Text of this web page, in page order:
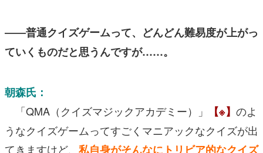
――普通クイズゲームって、どんどん難易度が上がっ
ていくものだと思うんですが……。
朝森氏：
「QMA（クイズマジックアカデミー）」
【※】 のよ
うなクイズゲームってすごくマニアックなクイズが出
てきますけど、 私自身がそんなにトリビア的なクイズ